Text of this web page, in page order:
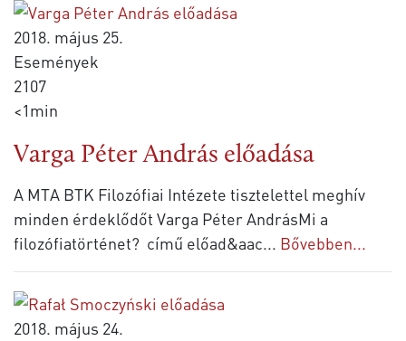
2018. május 25.
Események
2107
<1min
Varga Péter András előadása
A MTA BTK Filozófiai Intézete tisztelettel meghív
minden érdeklődőt Varga Péter AndrásMi a
filozófiatörténet? című előad&aac... Bővebben...
2018. május 24.